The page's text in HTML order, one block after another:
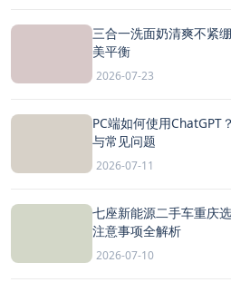
三合一洗面奶清爽不紧
美平衡
2026-07-23
PC端如何使用ChatGPT
与常见问题
2026-07-11
七座新能源二手车重庆
注意事项全解析
2026-07-10